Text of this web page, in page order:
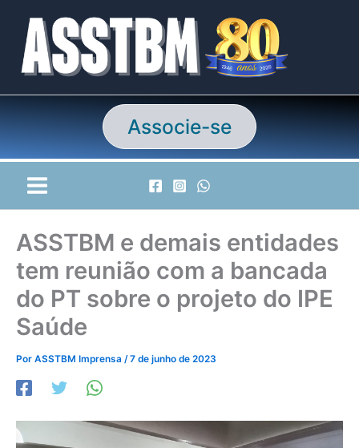
conteúdo
Associe-se
ASSTBM e demais entidades
tem reunião com a bancada
do PT sobre o projeto do IPE
Saúde
Por ASSTBM Imprensa /7 de junho de 2023